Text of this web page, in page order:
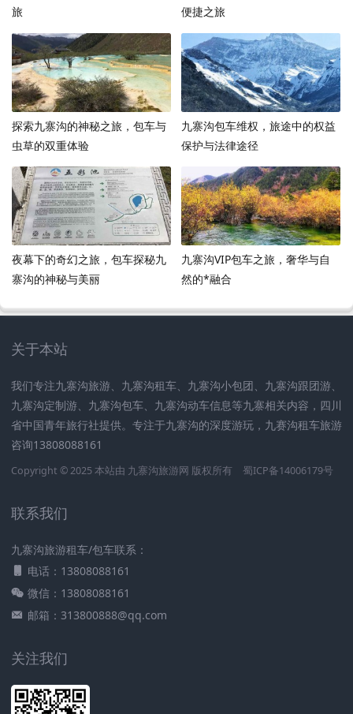
旅
便捷之旅
探索九寨沟的神秘之旅，包车与
虫草的双重体验
九寨沟包车维权，旅途中的权益
保护与法律途径
夜幕下的奇幻之旅，包车探秘九
寨沟的神秘与美丽
九寨沟VIP包车之旅，奢华与自
然的*融合
关于本站
我们专注九寨沟旅游、九寨沟租车、九寨沟小包团、九寨沟跟团游、
九寨沟定制游、九寨沟包车、九寨沟动车信息等九寨相关内容，四川
省中国青年旅行社提供。专注于九寨沟的深度游玩，九赛沟租车旅游
咨询13808088161
Copyright © 2025 本站由 九寨沟旅游网 版权所有 蜀ICP备14006179号
联系我们
九寨沟旅游租车/包车联系：
电话：13808088161
微信：13808088161
邮箱：313800888@qq.com
关注我们